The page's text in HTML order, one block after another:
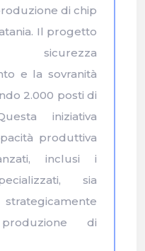
di chip
Il progetto
e la sovranità
2.000 posti di
iniziativa
produttiva
inclusi i
sia
di